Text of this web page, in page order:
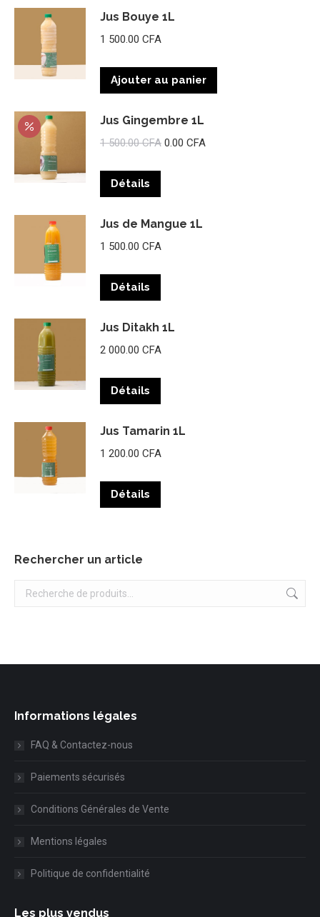
Jus Bouye 1L
1 500.00 CFA
Ajouter au panier
Jus Gingembre 1L
1 500.00CFA Le
1
0.00 CFALe
Détails
Jus de Mangue 1L
1 500.00 CFA
Détails
Jus Ditakh 1L
2 000.00 CFA
Détails
Jus Tamarin 1L
1 200.00 CFA
Détails
Rechercher un article
Informations légales
FAQ & Contactez-nous
Paiements sécurisés
Conditions Générales de Vente
Mentions légales
Politique de confidentialité
Les plus vendus